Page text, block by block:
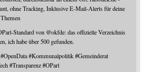
ohne Tracking, Inklusive E-Mail-Alerts für deine
Standard von @okfde: das offizielle Verzeichnis
ich habe über 500 gefunden.
#OpenData #Kommunalpolitik #Gemeinderat
#Transparenz #OParl